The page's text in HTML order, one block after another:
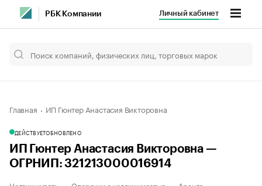
РБК Компании Личный кабинет
Главная ИП Гюнтер Анастасия Викторовна
ДЕЙСТВУЕТОБНОВЛЕНО
ИП Гюнтер Анастасия Викторовна —
ОГРНИП: 321213000016914